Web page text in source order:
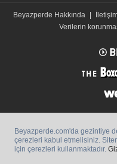
Beyazperde Hakkında
Verilerin
Beyazperde.com'da gezintiye
çerezleri kabul etmelisiniz.
için çerezleri kullanmaktadır.